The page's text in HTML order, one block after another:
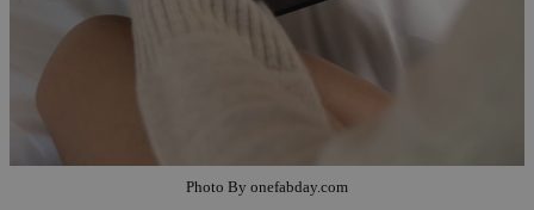
Photo By onefabday.com